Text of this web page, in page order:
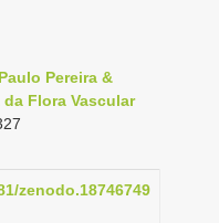
Pereira &
Flora Vascular
zenodo.18746749